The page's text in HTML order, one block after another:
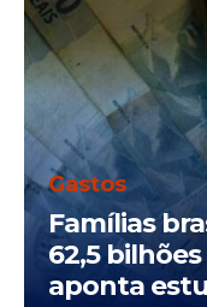
Gastos
Famílias
62,5
aponta